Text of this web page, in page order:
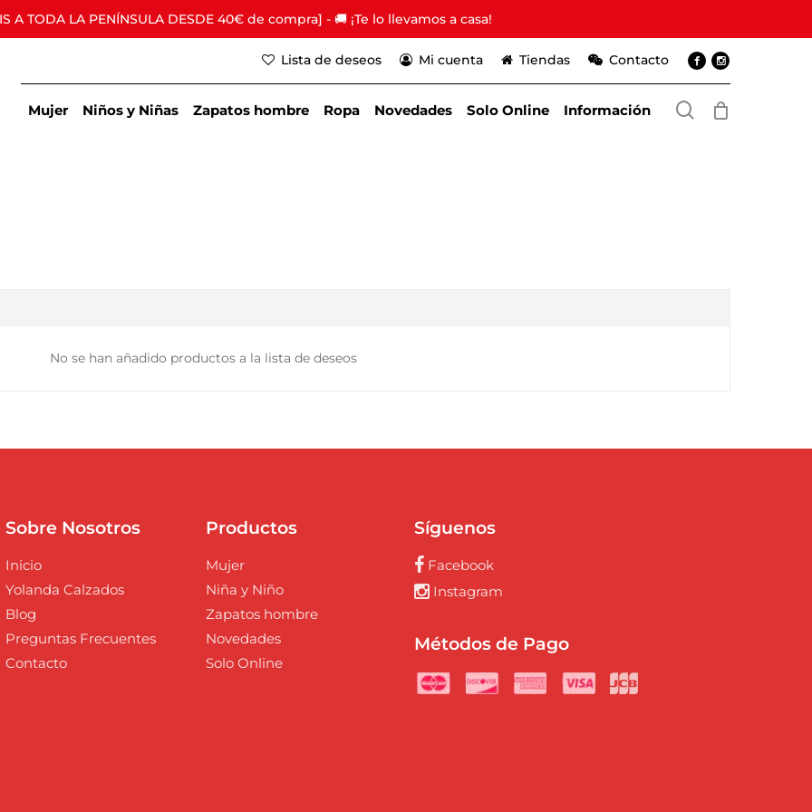
A TODA LA PENÍNSULA DESDE 40€ de compra] - 🚚 ¡Te lo llevamos a casa!
Lista de deseos Mi cuenta Tiendas Contacto
Mujer Niños y Niñas Zapatos hombre Ropa Novedades Solo Online Información search
No se han añadido productos a la lista de deseos
Sobre Nosotros
Inicio
Yolanda Calzados
Blog
Preguntas Frecuentes
Contacto
Productos
Mujer
Niña y Niño
Zapatos hombre
Novedades
Solo Online
Síguenos
Facebook
Instagram
Métodos de Pago